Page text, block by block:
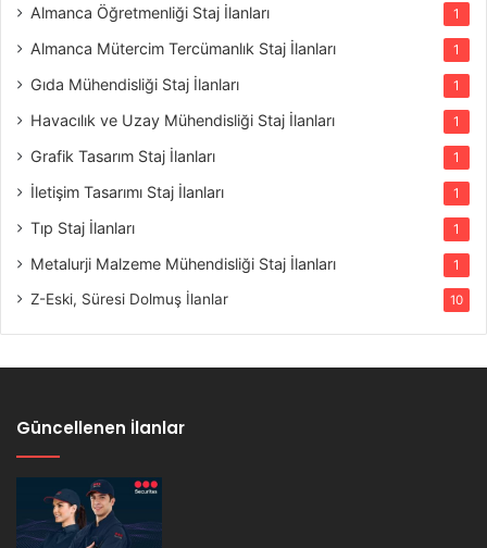
Almanca Öğretmenliği Staj İlanları 1
Almanca Mütercim Tercümanlık Staj İlanları 1
Gıda Mühendisliği Staj İlanları 1
Havacılık ve Uzay Mühendisliği Staj İlanları 1
Grafik Tasarım Staj İlanları 1
İletişim Tasarımı Staj İlanları 1
Tıp Staj İlanları 1
Metalurji Malzeme Mühendisliği Staj İlanları 1
Z-Eski, Süresi Dolmuş İlanlar 10
Güncellenen İlanlar